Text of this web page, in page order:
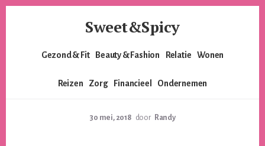
Sweet&Spicy
Gezond & Fit Beauty & Fashion Relatie Wonen
Reizen Zorg Financieel Ondernemen
30 mei, 2018 door Randy